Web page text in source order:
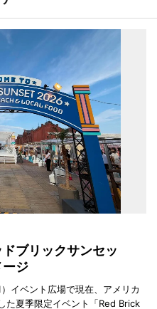
ブリックサンセッ
ージ
イベント広場で現在、アメリカ
た夏季限定イベント「Red Brick